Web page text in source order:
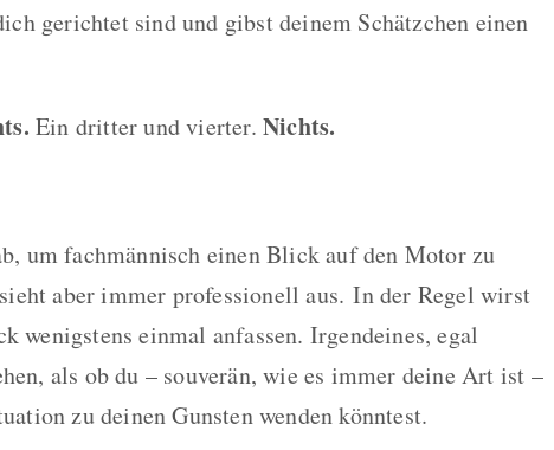
gerichtet sind und gibst deinem Schätzchen einen
Ein dritter und vierter.Nichts.
um fachmännisch einen Blick auf den Motor zu
aber immer professionell aus.In der Regel wirst
wenigstens einmal anfassen. Irgendeines, egal
als ob du – souverän, wie es immer deine Art ist –
zu deinen Gunsten wenden könntest.